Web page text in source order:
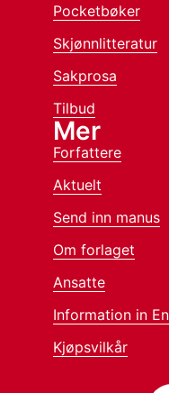
Pocketbøker
Skjønnlitteratur
Sakprosa
Tilbud
Mer
Forfattere
Aktuelt
Send inn manus
Om forlaget
Ansatte
Information in
Kjøpsvilkår